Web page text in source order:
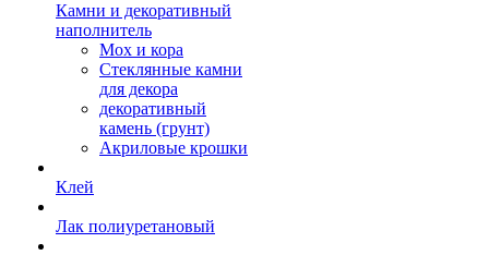
Камни и декоративный
наполнитель
Мох и кора
Стеклянные камни
для декора
декоративный
камень (грунт)
Акриловые крошки
Клей
Лак полиуретановый